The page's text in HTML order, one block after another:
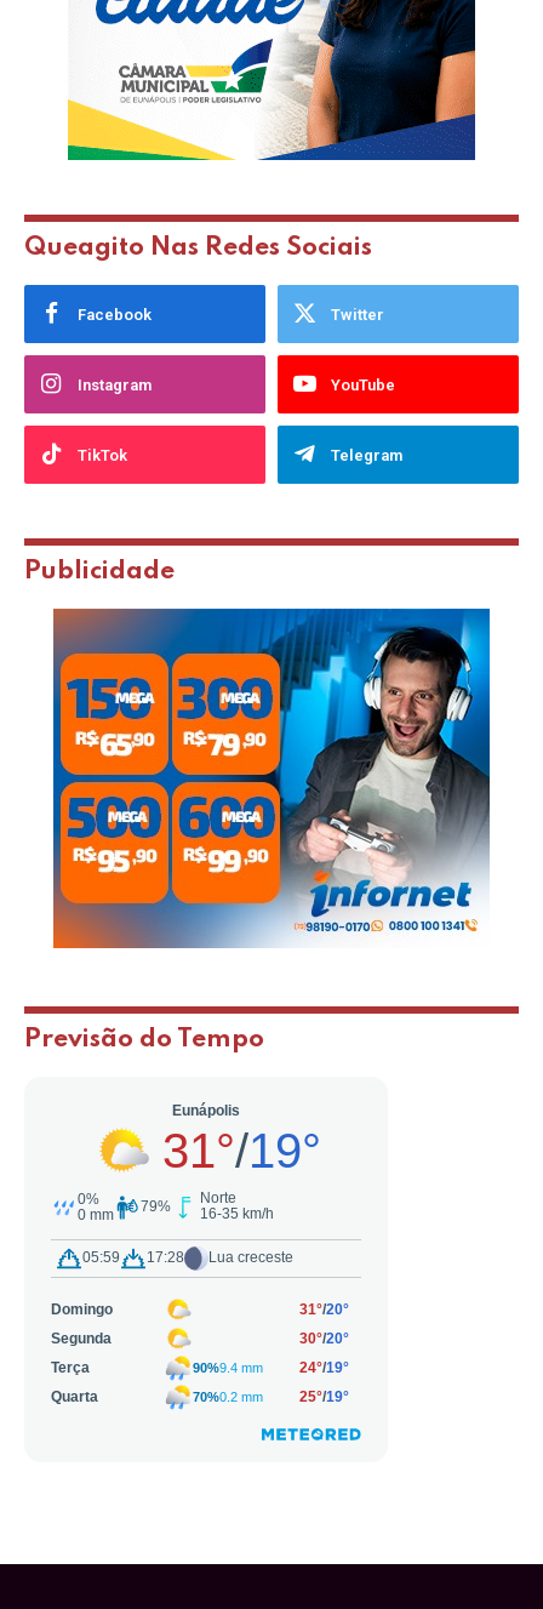
Queagito Nas Redes Sociais
Facebook Twitter
Instagram YouTube
TikTok Telegram
Publicidade
Previsão do Tempo